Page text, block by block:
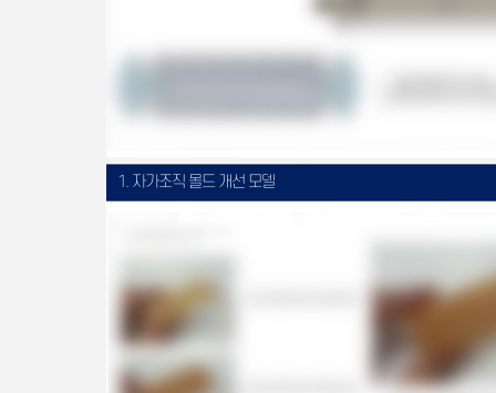
1. 자가조직 몰드 개선 모델